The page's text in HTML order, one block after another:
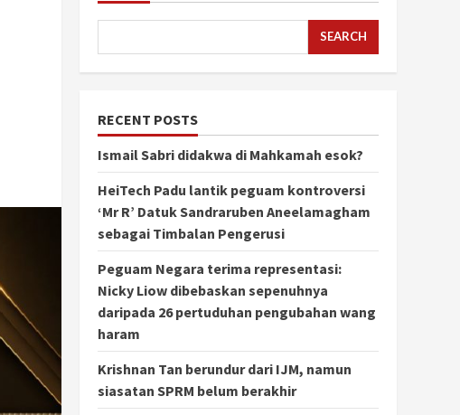
SEARCH
RECENT POSTS
Ismail Sabri didakwa di Mahkamah esok?
HeiTech Padu lantik peguam kontroversi
‘Mr R’ Datuk Sandraruben Aneelamagham
sebagai Timbalan Pengerusi
Peguam Negara terima representasi:
Nicky Liow dibebaskan sepenuhnya
daripada 26 pertuduhan pengubahan wang
haram
Krishnan Tan berundur dari IJM, namun
siasatan SPRM belum berakhir